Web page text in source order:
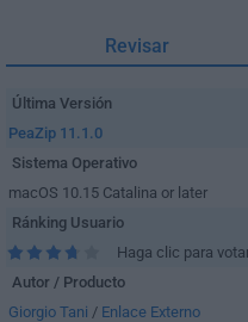
Revisar
Última Versión
PeaZip 11.1.0
Sistema Operativo
macOS 10.15 Catalina or later
Ránking Usuario
Haga clic para
Autor / Producto
Giorgio Tani / Enlace Externo